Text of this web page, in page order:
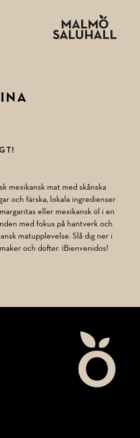
mexikansk mat med skånska
och färska, lokala ingredienser
eller mexikansk öl i en
med fokus på hantverk och
matupplevelse. Slå dig ner i
och dofter. ¡Bienvenidos!